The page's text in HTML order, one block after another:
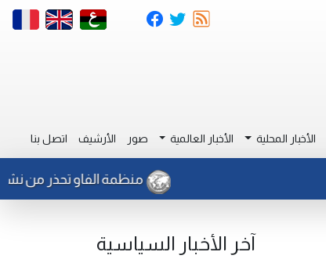
الأخبار المحلية الأخبار العالمية صور الأرشيف اتصل بنا
منظمة الفاو تحذر من نشاط
آخر الأخبار السياسية